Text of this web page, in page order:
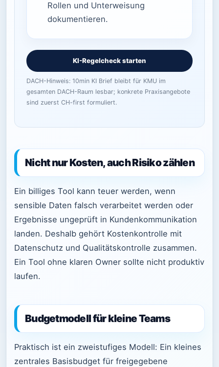
Rollen und Unterweisung
dokumentieren.
KI-Regelcheck starten
DACH-Hinweis: 10min KI Brief bleibt für KMU im
gesamten DACH-Raum lesbar; konkrete Praxisangebote
sind zuerst CH-first formuliert.
Nicht nur Kosten, auch Risiko zählen
Ein billiges Tool kann teuer werden, wenn
sensible Daten falsch verarbeitet werden oder
Ergebnisse ungeprüft in Kundenkommunikation
landen. Deshalb gehört Kostenkontrolle mit
Datenschutz und Qualitätskontrolle zusammen.
Ein Tool ohne klaren Owner sollte nicht produktiv
laufen.
Budgetmodell für kleine Teams
Praktisch ist ein zweistufiges Modell: Ein kleines
zentrales Basisbudget für freigegebene